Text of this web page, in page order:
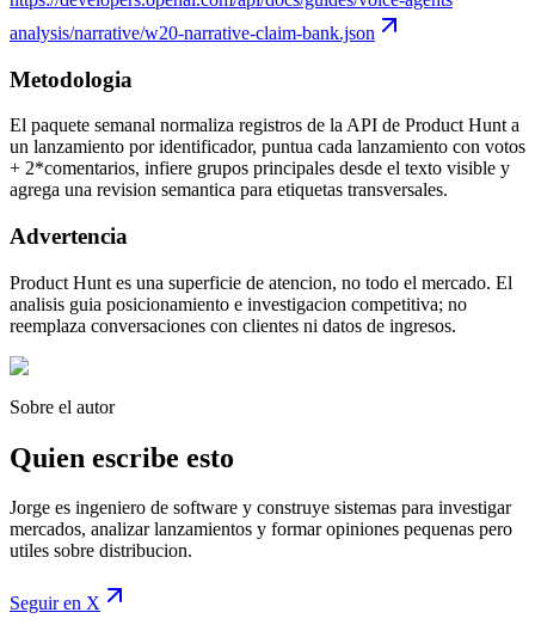
analysis/narrative/w20-narrative-claim-bank.json
Metodologia
El paquete semanal normaliza registros de la API de Product Hunt a
un lanzamiento por identificador, puntua cada lanzamiento con votos
+ 2*comentarios, infiere grupos principales desde el texto visible y
agrega una revision semantica para etiquetas transversales.
Advertencia
Product Hunt es una superficie de atencion, no todo el mercado. El
analisis guia posicionamiento e investigacion competitiva; no
reemplaza conversaciones con clientes ni datos de ingresos.
Sobre el autor
Quien escribe esto
Jorge es ingeniero de software y construye sistemas para investigar
mercados, analizar lanzamientos y formar opiniones pequenas pero
utiles sobre distribucion.
Seguir en X